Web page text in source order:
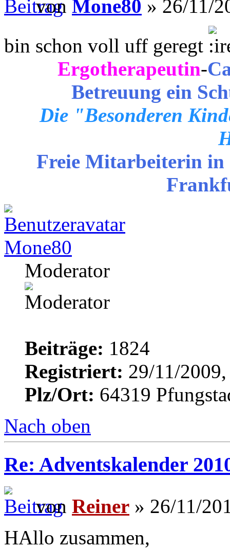
von Mone80 » 26/11/
bin schon voll uff geregt
Ergotherapeutin-
Betreuung ein
Die "Besonderen
Freie Mitarbeiterin in
Mone80
Moderator
Beiträge: 1824
Registriert: 29/11/
Plz/Ort: 64319
Nach oben
Re: Adventskalender
von Reiner » 26/11/
HAllo zusammen,